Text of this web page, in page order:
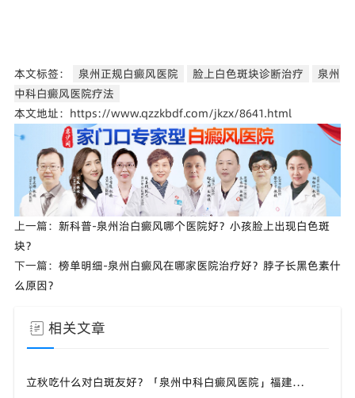
本文标签： 泉州正规白癜风医院 脸上白色斑块诊断治疗
泉州
中科白癜风医院疗法
本文地址：https://www.qzzkbdf.com/jkzx/8641.html
上一篇： 新科普-泉州治白癜风哪个医院好？小孩脸上出现白色斑
块？
下一篇： 榜单明细-泉州白癜风在哪家医院治疗好？脖子长黑色素什
么原因？
相关文章
立秋吃什么对白斑友好？「泉州中科白癜风医院」福建白癜风患者饮食不要盲目忌口